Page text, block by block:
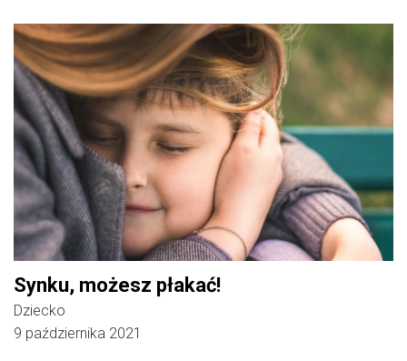
Synku, możesz płakać!
Dziecko
9 października 2021